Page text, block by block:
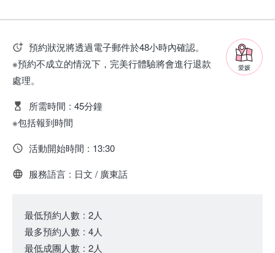
愛媛
預約狀況將透過電子郵件於48小時內確認。
※預約不成立的情況下，完美行體驗將會進行退款
處理。
所需時間 : 45分鐘
※包括報到時間
活動開始時間 : 13:30
服務語言 : 日文 / 廣東話
最低預約人數 : 2人
最多預約人數 : 4人
最低成團人數 : 2人